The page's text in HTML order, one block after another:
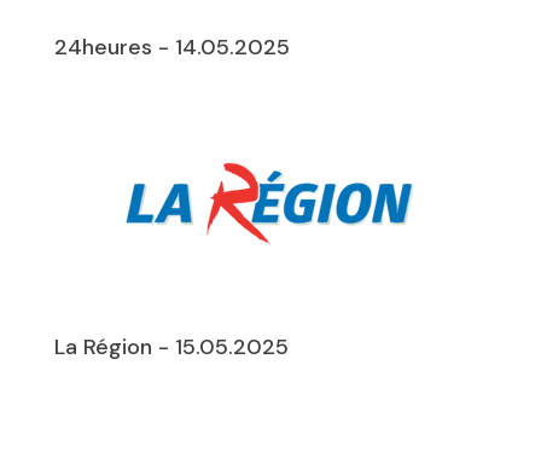
24heures - 14.05.2025
La Région - 15.05.2025